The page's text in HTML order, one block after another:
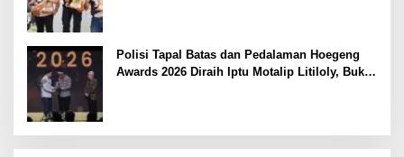
Polisi Tapal Batas dan Pedalaman Hoegeng
Awards 2026 Diraih Iptu Motalip Litiloly, Bukti